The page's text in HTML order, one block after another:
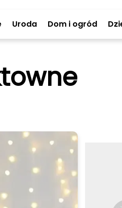
Uroda Dom i ogród